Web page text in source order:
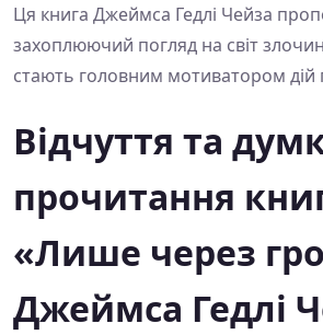
Ця книга Джеймса Гедлі Чейза
захоплюючий погляд на світ
стають головним мотиватором дій
Відчуття та
прочитання
«Лише через
Джеймса Гедлі